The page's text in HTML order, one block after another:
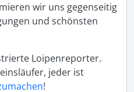
wir uns gegenseitig
und schönsten
Loipenreporter.
jeder ist
!